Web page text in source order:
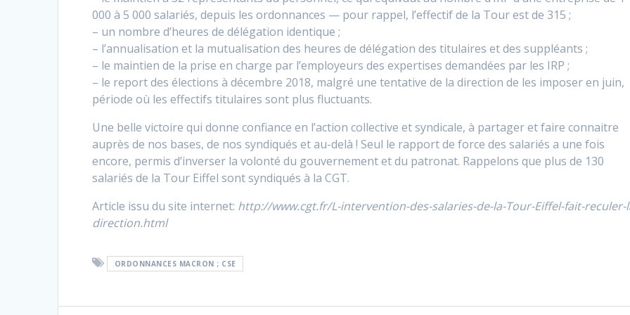
000 à 5 000 salariés, depuis les ordonnances — pour rappel, l’effectif de la Tour est de 315 ;
– un nombre d’heures de délégation identique ;
– l’annualisation et la mutualisation des heures de délégation des titulaires et des suppléants ;
– le maintien de la prise en charge par l’employeurs des expertises demandées par les IRP ;
– le report des élections à décembre 2018, malgré une tentative de la direction de les imposer en juin,
période où les effectifs titulaires sont plus fluctuants.
Une belle victoire qui donne confiance en l’action collective et syndicale, à partager et faire connaitre
auprès de nos bases, de nos syndiqués et au-delà ! Seul le rapport de force des salariés a une fois
encore, permis d’inverser la volonté du gouvernement et du patronat. Rappelons que plus de 130
salariés de la Tour Eiffel sont syndiqués à la CGT.
Article issu du site internet: http://www.cgt.fr/L-intervention-des-salaries-de-la-Tour-Eiffel-fait-reculer-
direction.html
ORDONNANCES MACRON ; CSE